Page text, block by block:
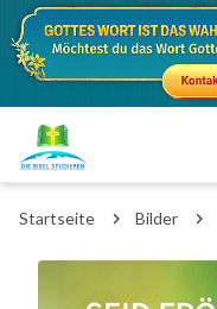
Startseite Bilder